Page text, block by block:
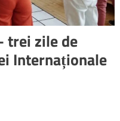
trei zile de
Internaționale